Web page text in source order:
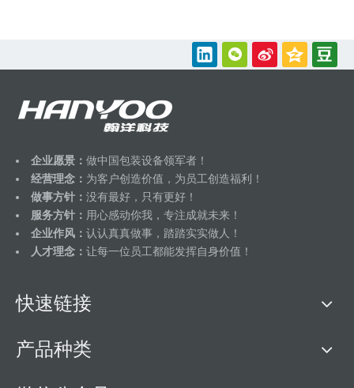
企业愿景： 做中国包装设备领军者！
经营理念： 为客户创造价值，为员工创造福利！
做事方针： 没有最好，只有更好！
服务方针： 用心感动你我，专注成就未来！
企业作风： 认认真真做事，踏踏实实做人！
人才理念： 让每一位员工都能发挥自身价值！
快速链接
产品种类